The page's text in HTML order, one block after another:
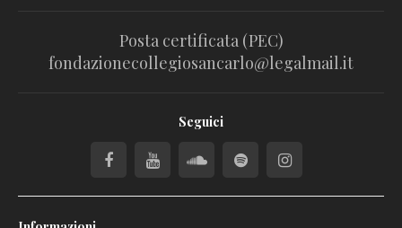
Posta certificata (PEC)
fondazionecollegiosancarlo@legalmail.it
Seguici